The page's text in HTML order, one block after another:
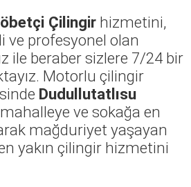
Çilingir hizmetini,
ve profesyonel olan
ile beraber sizlere 7/24 bir
Motorlu çilingir
Dudullutatlısu
ve sokağa en
mağduriyet yaşayan
yakın çilingir hizmetini